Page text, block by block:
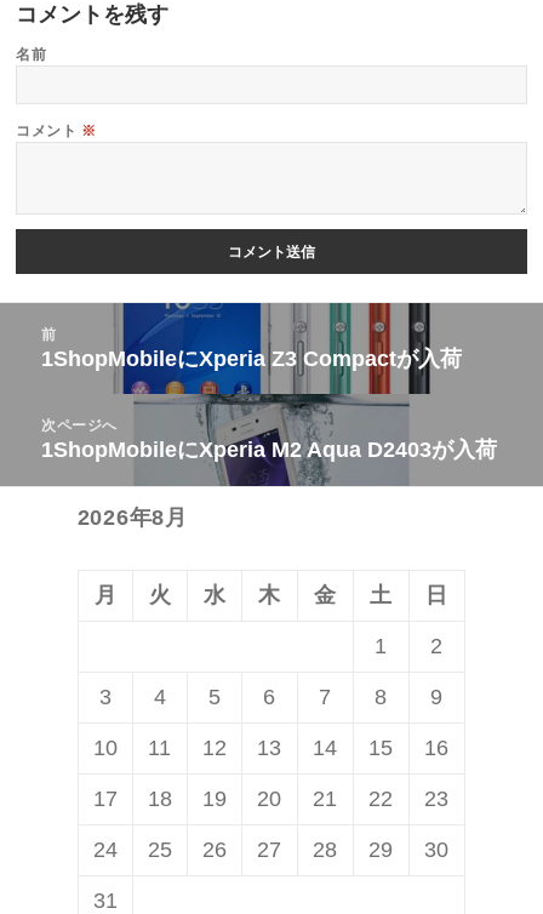
コメントを残す
名前
コメント ※
ー
前
前
投
稿:
1ShopMobileにXperia Z3 Compactが入荷
次ページへ
次
の
1ShopMobileにXperia M2 Aqua D2403が入荷
2026年8月
月 火 水 木 金 土 日
1 2
3 4 5 6 7 8 9
10 11 12 13 14 15 16
17 18 19 20 21 22 23
24 25 26 27 28 29 30
31